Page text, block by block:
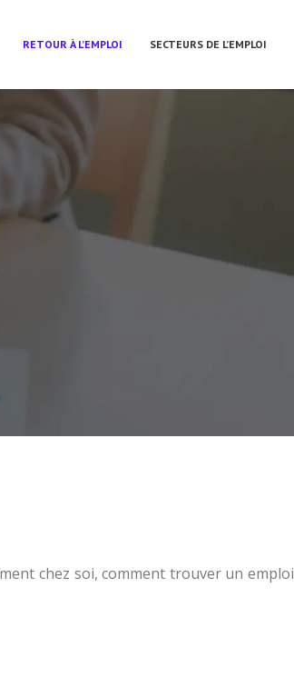
RETOUR À L’EMPLOI SECTEURS DE L’EMPLOI
chez soi, comment trouver un emploi